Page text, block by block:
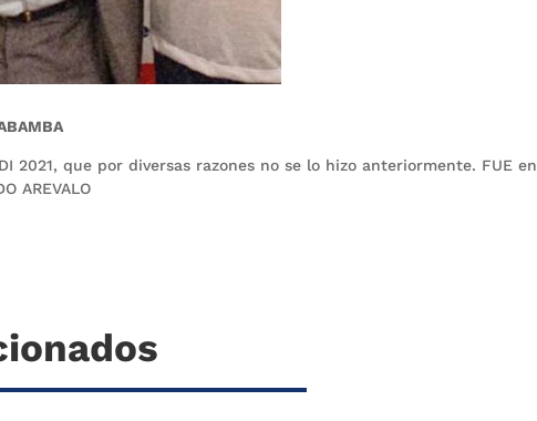
2021, que por diversas razones no se lo hizo anteriormente. FUE en
AREVALO